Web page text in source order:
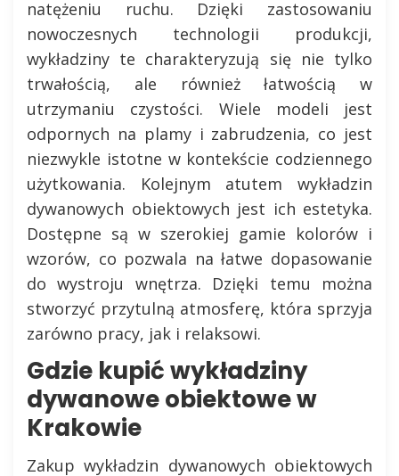
natężeniu ruchu. Dzięki zastosowaniu
nowoczesnych technologii produkcji,
wykładziny te charakteryzują się nie tylko
trwałością, ale również łatwością w
utrzymaniu czystości. Wiele modeli jest
odpornych na plamy i zabrudzenia, co jest
niezwykle istotne w kontekście codziennego
użytkowania. Kolejnym atutem wykładzin
dywanowych obiektowych jest ich estetyka.
Dostępne są w szerokiej gamie kolorów i
wzorów, co pozwala na łatwe dopasowanie
do wystroju wnętrza. Dzięki temu można
stworzyć przytulną atmosferę, która sprzyja
zarówno pracy, jak i relaksowi.
Gdzie kupić wykładziny
dywanowe obiektowe w
Krakowie
Zakup wykładzin dywanowych obiektowych